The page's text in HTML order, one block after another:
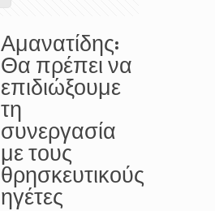
Αμανατίδης:
Θα πρέπει να
επιδιώξουμε
τη
συνεργασία
με τους
θρησκευτικούς
ηγέτες